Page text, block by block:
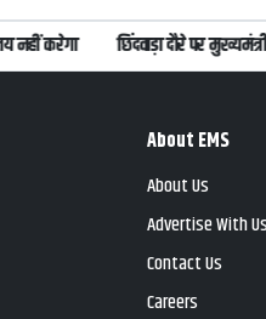
नहीं करेगा छिंदवाड़ा दौरे पर
About EMS
About Us
Advertise With
Contact Us
Careers